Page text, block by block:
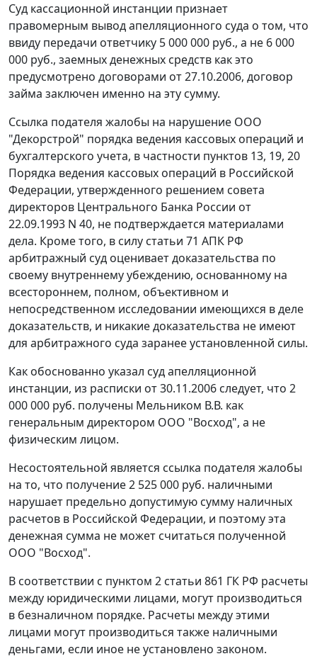
Суд кассационной инстанции признает
правомерным вывод апелляционного суда о том, что
ввиду передачи ответчику 5 000 000 руб., а не 6 000
000 руб., заемных денежных средств как это
предусмотрено договорами от 27.10.2006, договор
займа заключен именно на эту сумму.
Ссылка подателя жалобы на нарушение ООО
"Декорстрой" порядка ведения кассовых операций и
бухгалтерского учета, в частности пунктов 13, 19, 20
Порядка ведения кассовых операций в Российской
Федерации, утвержденного решением совета
директоров Центрального Банка России от
22.09.1993 N 40, не подтверждается материалами
дела. Кроме того, в силу статьи 71 АПК РФ
арбитражный суд оценивает доказательства по
своему внутреннему убеждению, основанному на
всестороннем, полном, объективном и
непосредственном исследовании имеющихся в деле
доказательств, и никакие доказательства не имеют
для арбитражного суда заранее установленной силы.
Как обоснованно указал суд апелляционной
инстанции, из расписки от 30.11.2006 следует, что 2
000 000 руб. получены Мельником В.В. как
генеральным директором ООО "Восход", а не
физическим лицом.
Несостоятельной является ссылка подателя жалобы
на то, что получение 2 525 000 руб. наличными
нарушает предельно допустимую сумму наличных
расчетов в Российской Федерации, и поэтому эта
денежная сумма не может считаться полученной
ООО "Восход".
В соответствии с пунктом 2 статьи 861 ГК РФ расчеты
между юридическими лицами, могут производиться
в безналичном порядке. Расчеты между этими
лицами могут производиться также наличными
деньгами, если иное не установлено законом.